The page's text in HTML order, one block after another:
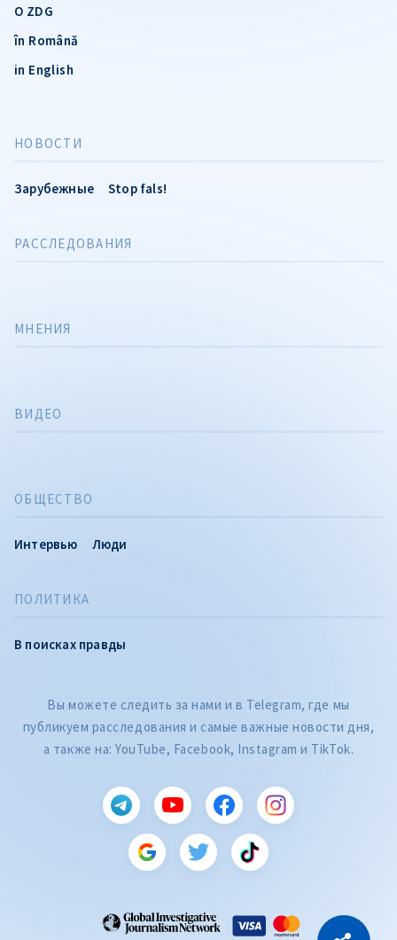
О ZDG
în Română
in English
НОВОСТИ
Зарубежные Stop fals!
ПОЛИТИКА
В поисках правды
РАССЛЕДОВАНИЯ
ОБЩЕСТВО
Интервью Люди
МНЕНИЯ
ВИДЕО
Вы можете следить за нами и в Telegram, где мы
публикуем расследования и самые важные новости дня,
а также на: YouTube, Facebook, Instagram и TikTok.
CITEȘTE